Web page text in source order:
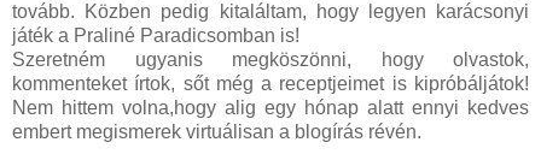
tovább. Közben pedig kitaláltam, hogy legyen karácsonyi
játék a Praliné Paradicsomban is!
Szeretném ugyanis megköszönni, hogy olvastok,
kommenteket írtok, sőt még a receptjeimet is kipróbáljátok!
Nem hittem volna,hogy alig egy hónap alatt ennyi kedves
embert megismerek virtuálisan a blogírás révén.